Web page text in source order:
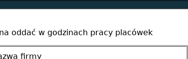
oddać w godzinach pracy placówek
firmy